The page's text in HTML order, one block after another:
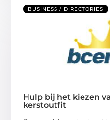
BUSINESS / DIRECTORIES
Hulp bij het kiezen
kerstoutfit